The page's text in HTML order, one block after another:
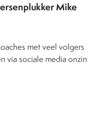
Mike
met veel volgers
via sociale media onzin